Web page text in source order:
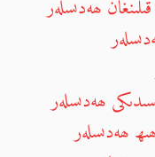
ھەدىسلەر
ھەدىسلەر
ھەدىسلەر